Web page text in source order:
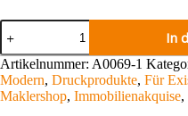
Bierdeckel
rund
Menge
In
Artikelnummer: A0069-1
Modern, Druckprodukte, Für
Maklershop, Immobilienakquise,